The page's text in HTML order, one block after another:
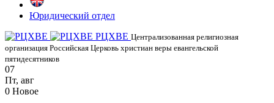
Юридический отдел
РЦХВЕ Централизованная религиозная
организация Российская Церковь христиан веры евангельской
пятидесятников
07
Пт, авг
0 Новое